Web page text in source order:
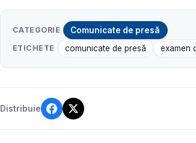
CATEGORIE Comunicate de presă
ETICHETE comunicate de presă examen
Distribuie